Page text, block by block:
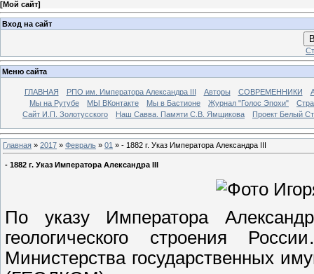
[Мой сайт]
Вход на сайт
Меню сайта
ГЛАВНАЯ РПО им. Императора Александра III Авторы СОВРЕМЕННИКИ
Мы на Рутубе
МЫ ВКонтакте Мы в Бастионе Журнал "Голос Эпохи"
Сайт И.П. Золотусского
Наш Савва. Памяти С.В. Ямщикова Проект Белый
Главная » 2017 » Февраль » 01 » - 1882 г. Указ Императора Александра III
- 1882 г. Указ Императора Александра III
По указу Императора
геологического строения
Министерства государственных